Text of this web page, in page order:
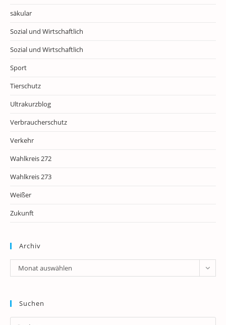
säkular
Sozial und Wirtschaftlich
Sozial und Wirtschaftlich
Sport
Tierschutz
Ultrakurzblog
Verbraucherschutz
Verkehr
Wahlkreis 272
Wahlkreis 273
Weißer
Zukunft
Archiv
Archiv
Monat auswählen
Suchen